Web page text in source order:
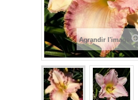
Agrandir l'image